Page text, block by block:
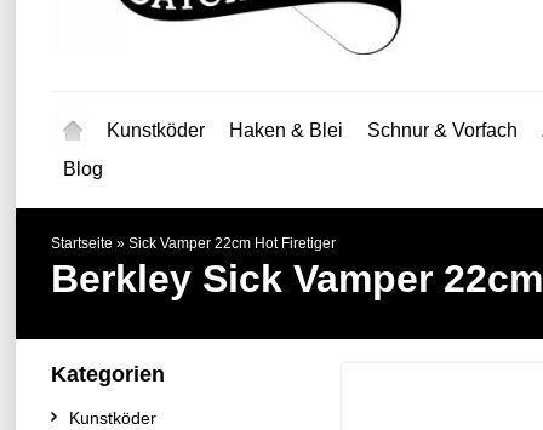
Kunstköder Haken & Blei Schnur & Vorfach
Blog
Startseite » Sick Vamper 22cm Hot Firetiger
Berkley Sick Vamper
Kategorien
Kunstköder